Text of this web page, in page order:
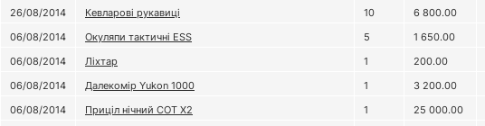
26/08/2014
Кевларові рукавиці 10 6 800.00
06/08/2014
Окуляпи тактичні ESS 5 1 650.00
06/08/2014
Ліхтар 1 200.00
06/08/2014
Далекомір Yukon 1000 1 3 200.00
06/08/2014
Приціл нічний CОТ X2 1 25 000.00